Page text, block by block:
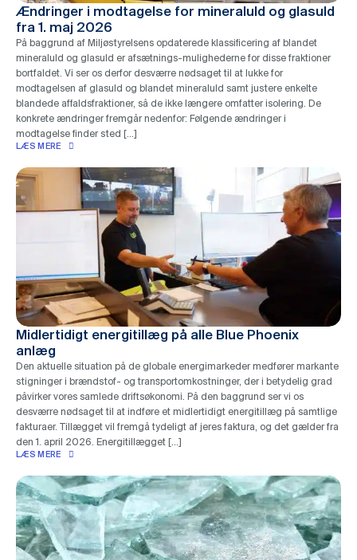
Ændringer i modtagelse for mineraluld og glasuld
fra 1. maj 2026
På baggrund af Miljøstyrelsens opdaterede klassificering af blandet
mineraluld og glasuld er afsætnings-mulighederne for disse fraktioner
bortfaldet. Vi ser os derfor desværre nødsaget til at lukke for
modtagelsen af glasuld og blandet mineraluld samt justere enkelte
blandede affaldsfraktioner, så de ikke længere omfatter isolering. De
konkrete ændringer fremgår nedenfor: Følgende ændringer i
modtagelse finder sted […]
LÆS MERE
Midlertidigt energitillæg på alle Blue Phoenix
anlæg
Den aktuelle situation på de globale energimarkeder medfører markante
stigninger i brændstof- og transportomkostninger, der i betydelig grad
påvirker vores samlede driftsøkonomi. På den baggrund ser vi os
desværre nødsaget til at indføre et midlertidigt energitillæg på samtlige
fakturaer. Tillægget vil fremgå tydeligt af jeres faktura, og det gælder fra
den 1. april 2026. Energitillægget […]
LÆS MERE